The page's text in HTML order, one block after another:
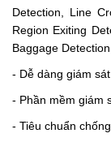
Detection, Line
Region Exiting
Baggage
- Dễ dàng giám
- Phần mềm giám
- Tiêu chuẩn